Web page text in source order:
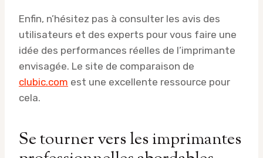
Enfin, n’hésitez pas à consulter les avis des
utilisateurs et des experts pour vous faire une
idée des performances réelles de l’imprimante
envisagée. Le site de comparaison de
clubic.com est une excellente ressource pour
cela.
Se tourner vers les imprimantes